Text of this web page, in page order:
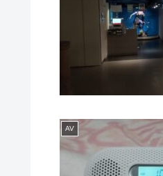
AV